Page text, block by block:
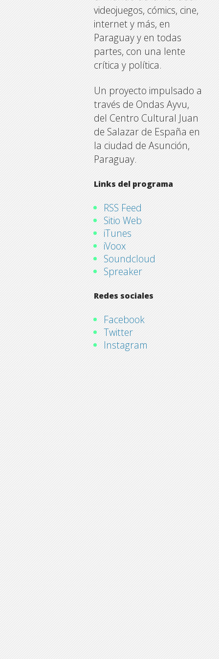
videojuegos, cómics, cine,
internet y más, en
Paraguay y en todas
partes, con una lente
crítica y política.
Un proyecto impulsado a
través de Ondas Ayvu,
del Centro Cultural Juan
de Salazar de España en
la ciudad de Asunción,
Paraguay.
Links del programa
RSS Feed
Sitio Web
iTunes
iVoox
Soundcloud
Spreaker
Redes sociales
Facebook
Twitter
Instagram